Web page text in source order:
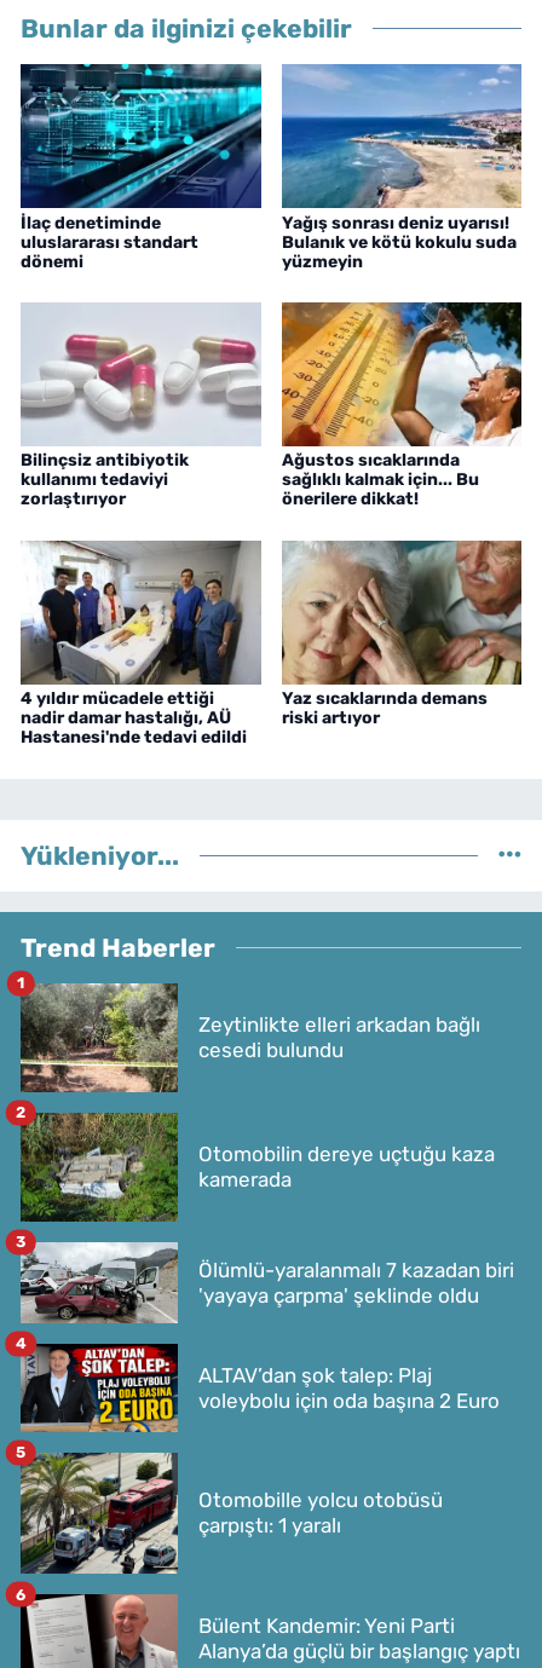
Bunlar da ilginizi çekebilir
İlaç denetiminde
uluslararası standart
dönemi
Yağış sonrası deniz uyarısı!
Bulanık ve kötü kokulu suda
yüzmeyin
Bilinçsiz antibiyotik
kullanımı tedaviyi
zorlaştırıyor
Ağustos sıcaklarında
sağlıklı kalmak için... Bu
önerilere dikkat!
4 yıldır mücadele ettiği
nadir damar hastalığı, AÜ
Hastanesi'nde tedavi edildi
Yaz sıcaklarında demans
riski artıyor
Yükleniyor...
Trend Haberler
Zeytinlikte elleri arkadan bağlı
cesedi bulundu
1
Otomobilin dereye uçtuğu kaza
kamerada
2
Ölümlü-yaralanmalı 7 kazadan biri
'yayaya çarpma' şeklinde oldu
3
ALTAV’dan şok talep: Plaj
voleybolu için oda başına 2 Euro
4
Otomobille yolcu otobüsü
çarpıştı: 1 yaralı
5
Bülent Kandemir: Yeni Parti
Alanya’da güçlü bir başlangıç yaptı
6